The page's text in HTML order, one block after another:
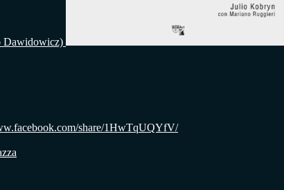
Dawidowicz)
share/1HwTqUQYfV/